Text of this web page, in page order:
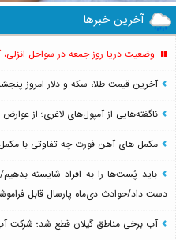
آخرین خبرها
وضعیت دریا روز جمعه در سواحل
آخرین قیمت طلا، سکه و دلار امروز پنجشنبه ۱۵ مرداد؛ آیا کاهش قیمت‌ها ادامه
ناگفته‌هایی از آمپول‌های لاغری؛ از عوارض
مکمل های آهن فورت چه تفاوتی با
باید پُست‌ها را به افراد شایسته
دست داد/حوادث دی‌ماه پارسال قابل
آب برخی مناطق گیلان قطع شد؛ شرکت